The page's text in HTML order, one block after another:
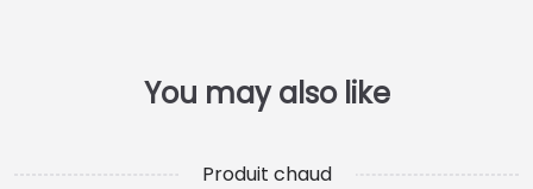
Produit chaud